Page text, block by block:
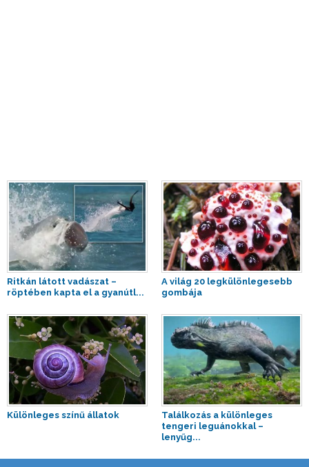
Ritkán látott vadászat –
röptében kapta el a gyanútl...
A világ 20 legkülönlegesebb
gombája
Különleges színű állatok
Találkozás a különleges
tengeri leguánokkal –
lenyűg...